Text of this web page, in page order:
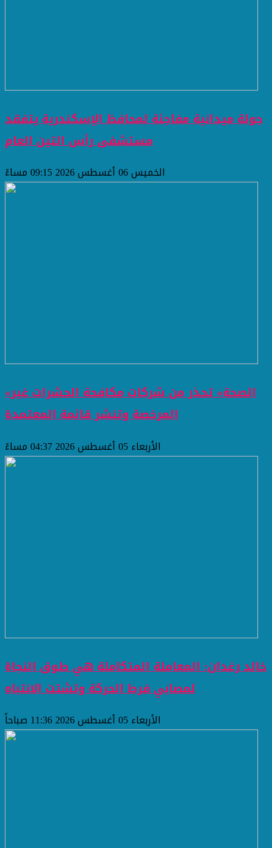
جولة ميدانية مفاجئة لمحافظ الإسكندرية يتفقد
مستشفى رأس التين العام
الخميس 06 أغسطس 2026 09:15 مساءً
«الصحة» تحذر من شركات مكافحة الحشرات غير
المرخصة وتنشر قائمة المعتمدة
الأربعاء 05 أغسطس 2026 04:37 مساءً
خالد رغدان: المعاملة المتكاملة هي طوق النجاة
لمصابي فرط الحركة وتشتت الانتباه
الأربعاء 05 أغسطس 2026 11:36 صباحاً